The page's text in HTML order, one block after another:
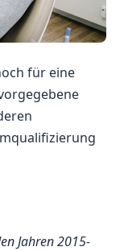
für eine
Jahren 2015-